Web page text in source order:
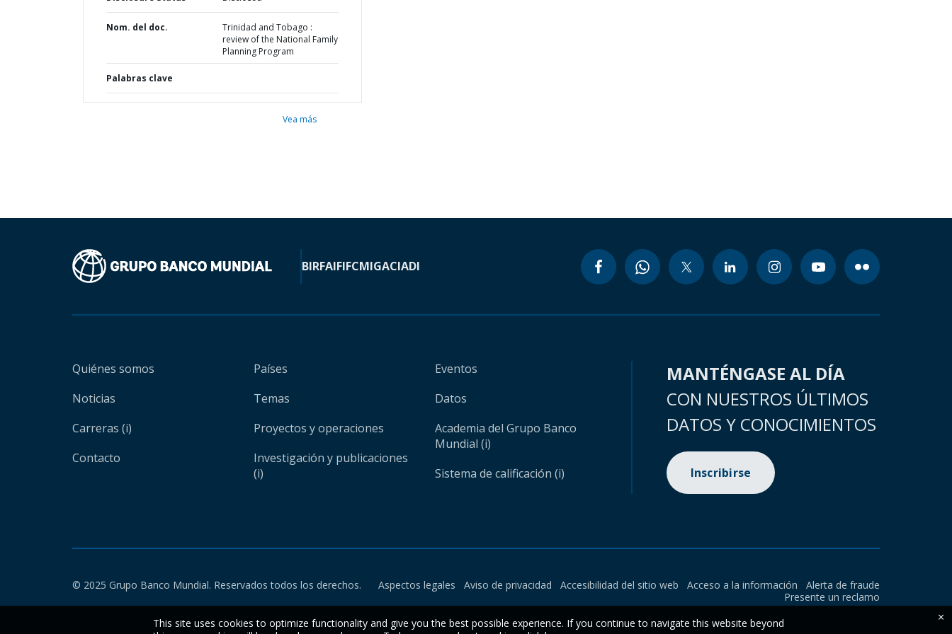
Nom. del doc.
Trinidad and Tobago :
review of the National Family
Planning Program
Palabras clave
Vea más
BIRFAIFIFCMIGACIADI
Quiénes somos
Noticias
Carreras (i)
Contacto
Países
Temas
Proyectos y operaciones
Investigación y publicaciones
(i)
Eventos
Datos
Academia del Grupo Banco
Mundial (i)
Sistema de calificación (i)
MANTÉNGASE AL DÍA
CON NUESTROS ÚLTIMOS
DATOS Y CONOCIMIENTOS
Inscribirse
© 2025 Grupo Banco Mundial. Reservados todos los derechos. Aspectos legales Aviso de privacidad Accesibilidad del sitio web Acceso a la información
Alerta de fraude
Presente un reclamo
This site uses cookies to optimize functionality and give you the best possible experience. If you continue to navigate this website beyond
×